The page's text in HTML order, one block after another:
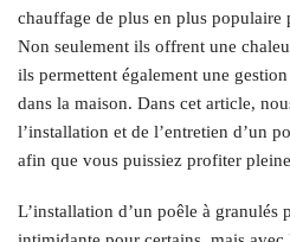
chauffage de plus en plus populaire
Non seulement ils offrent une
ils permettent également une
dans la maison. Dans cet article,
l’installation et de l’entretien d’un
afin que vous puissiez profiter
L’installation d’un poêle à granulés